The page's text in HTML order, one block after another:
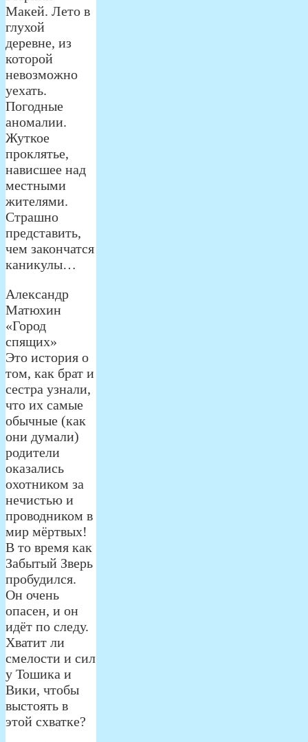
Макей. Лето в
глухой
деревне, из
которой
невозможно
уехать.
Погодные
аномалии.
Жуткое
проклятье,
нависшее над
местными
жителями.
Страшно
представить,
чем закончатся
каникулы…
Александр
Матюхин
«Город
спящих»
Это история о
том, как брат и
сестра узнали,
что их самые
обычные (как
они думали)
родители
оказались
охотником за
нечистью и
проводником в
мир мёртвых!
В то время как
Забытый Зверь
пробудился.
Он очень
опасен, и он
идёт по следу.
Хватит ли
смелости и сил
у Тошика и
Вики, чтобы
выстоять в
этой схватке?